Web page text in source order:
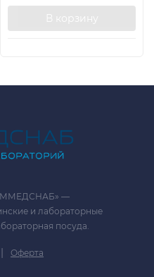
В корзину
—
и лабораторные
посуда.
| Оферта